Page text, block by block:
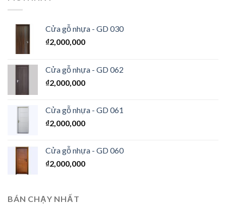
Cửa gỗ nhựa - GD 030
₫2,000,000
Cửa gỗ nhựa - GD 062
₫2,000,000
Cửa gỗ nhựa - GD 061
₫2,000,000
Cửa gỗ nhựa - GD 060
₫2,000,000
BÁN CHẠY NHẤT